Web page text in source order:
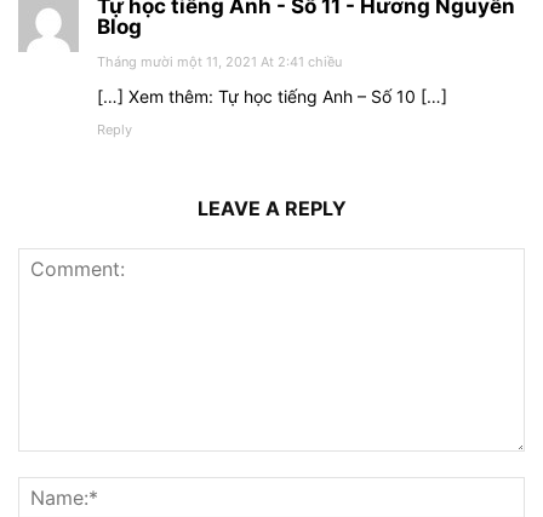
Tự học tiếng Anh - Số 11 - Hương Nguyễn
Blog
Tháng mười một 11, 2021 At 2:41 chiều
[…] Xem thêm: Tự học tiếng Anh – Số 10 […]
Reply
LEAVE A REPLY